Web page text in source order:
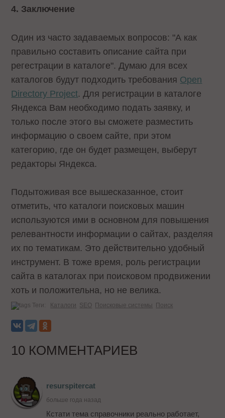
4. Заключение
Один из часто задаваемых вопросов: "А как
правильно составить описание сайта при
регестрации в каталоге". Думаю для всех
каталогов будут подходить требования Open
Directory Project. Для регистрации в каталоге
Яндекса Вам необходимо подать заявку, и
только после этого вы сможете разместить
информацию о своем сайте, при этом
категорию, где он будет размещен, выберут
редакторы Яндекса.
Подытоживая все вышесказанное, стоит
отметить, что каталоги поисковых машин
используются ими в основном для повышения
релевантности информации о сайтах, разделяя
их по тематикам. Это действительно удобный
инструмент. В тоже время, роль регистрации
сайта в каталогах при поисковом продвижении
хоть и положительна, но не велика.
Теги: Каталоги SEO Поисковые системы Поиск
10 КОММЕНТАРИЕВ
resurspitercat
больше года назад
Кстати тема справочники реально работает,